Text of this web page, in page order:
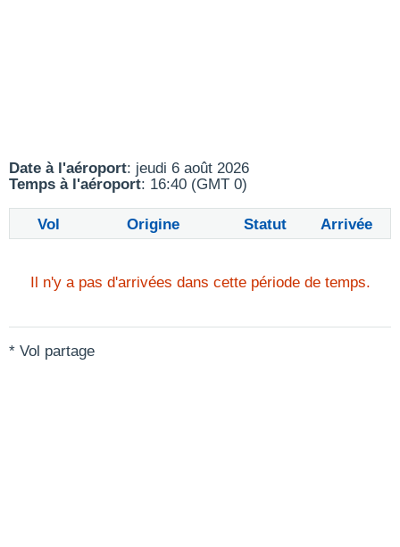
Date à l'aéroport: jeudi 6 août 2026
Temps à l'aéroport: 16:40 (GMT 0)
Vol Origine Statut Arrivée
Il n'y a pas d'arrivées dans cette période de temps.
* Vol partage